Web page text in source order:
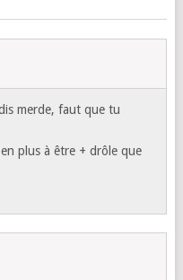
dis merde, faut que tu
plus à être + drôle que